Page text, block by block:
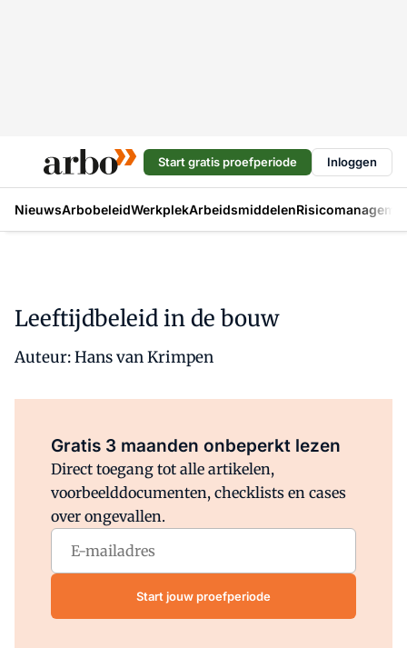
Start gratis proefperiode Inloggen
NieuwsArbobeleidWerkplekArbeidsmiddelen
Leeftijdbeleid in de bouw
Auteur: Hans van Krimpen
Gratis 3 maanden onbeperkt lezen
Direct toegang tot alle artikelen,
voorbeelddocumenten, checklists en cases
over ongevallen.
Start jouw proefperiode